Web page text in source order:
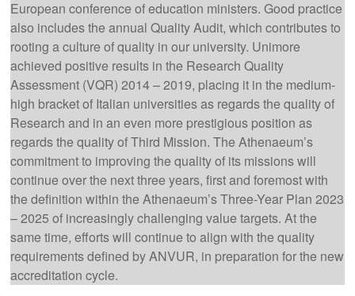
European conference of education ministers. Good practice
also includes the annual Quality Audit, which contributes to
rooting a culture of quality in our university. Unimore
achieved positive results in the Research Quality
Assessment (VQR) 2014 – 2019, placing it in the medium-
high bracket of Italian universities as regards the quality of
Research and in an even more prestigious position as
regards the quality of Third Mission. The Athenaeum’s
commitment to improving the quality of its missions will
continue over the next three years, first and foremost with
the definition within the Athenaeum’s Three-Year Plan 2023
– 2025 of increasingly challenging value targets. At the
same time, efforts will continue to align with the quality
requirements defined by ANVUR, in preparation for the new
accreditation cycle.